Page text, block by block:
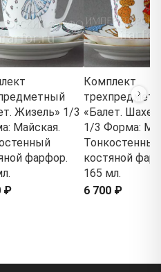
Жизель» 1/3
Майская.
фарфор.
₽
Комплект
«Балет.
1/3 Форма:
Тонкостенный
костяной
165 мл.
6 700 ₽